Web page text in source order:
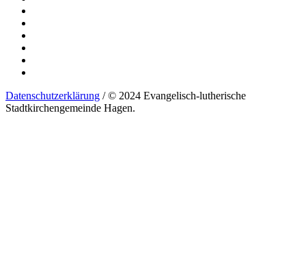
Datenschutzerklärung / © 2024 Evangelisch-lutherische
Stadtkirchengemeinde Hagen.